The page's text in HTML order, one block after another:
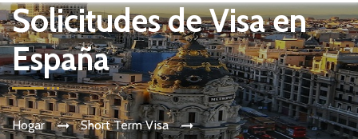
Solicitudes de Visa en
España
Hogar
Short Term Visa